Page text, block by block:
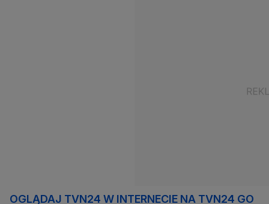
OGLĄDAJ TVN24 W INTERNECIE NA TVN24 GO